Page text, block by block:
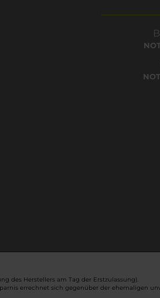
des Herstellers am Tag der Erstzulassung).
errechnet sich gegenüber der ehemaligen